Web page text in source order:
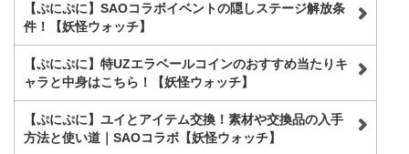
【ぷにぷに】SAOコラボイベントの隠しステージ解放条
件！【妖怪ウォッチ】
【ぷにぷに】特UZエラベールコインのおすすめ当たりキ
ャラと中身はこちら！【妖怪ウォッチ】
【ぷにぷに】ユイとアイテム交換！素材や交換品の入手
方法と使い道｜SAOコラボ【妖怪ウォッチ】